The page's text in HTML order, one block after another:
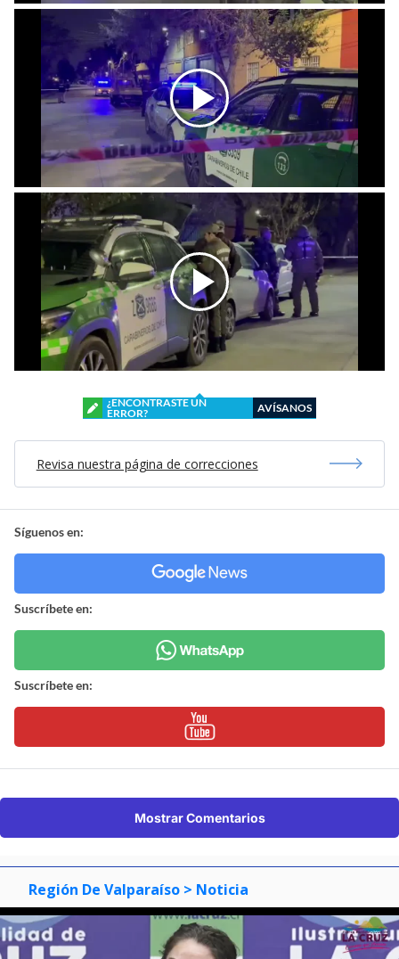
¿ENCONTRASTE UN
ERROR?
AVÍSANOS
Revisa nuestra página de correcciones
Síguenos en:
Suscríbete en:
Suscríbete en:
Mostrar Comentarios
Región De Valparaíso > Noticia